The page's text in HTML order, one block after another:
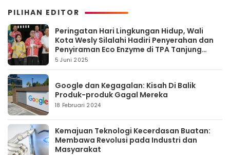
PILIHAN EDITOR
Peringatan Hari Lingkungan Hidup, Wali
Kota Wesly Silalahi Hadiri Penyerahan dan
Penyiraman Eco Enzyme di TPA Tanjung
Pinggir
5 Juni 2025
Google dan Kegagalan: Kisah Di Balik
Produk-produk Gagal Mereka
18 Februari 2024
Kemajuan Teknologi Kecerdasan Buatan:
Membawa Revolusi pada Industri dan
Masyarakat